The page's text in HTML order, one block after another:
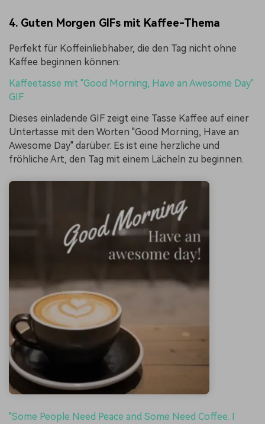
4. Guten Morgen GIFs mit Kaffee-Thema
Perfekt für Koffeinliebhaber, die den Tag nicht ohne
Kaffee beginnen können:
Kaffeetasse mit "Good Morning, Have an Awesome Day"
GIF
Dieses einladende GIF zeigt eine Tasse Kaffee auf einer
Untertasse mit den Worten "Good Morning, Have an
Awesome Day" darüber. Es ist eine herzliche und
fröhliche Art, den Tag mit einem Lächeln zu beginnen.
"Some People Need Peace and Some Need Coffee. I